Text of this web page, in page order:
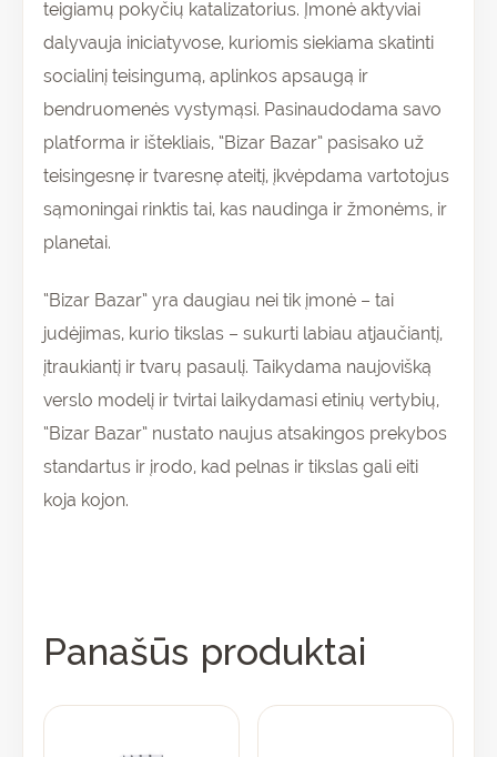
teigiamų pokyčių katalizatorius. Įmonė aktyviai
dalyvauja iniciatyvose, kuriomis siekiama skatinti
socialinį teisingumą, aplinkos apsaugą ir
bendruomenės vystymąsi. Pasinaudodama savo
platforma ir ištekliais, “Bizar Bazar” pasisako už
teisingesnę ir tvaresnę ateitį, įkvėpdama vartotojus
sąmoningai rinktis tai, kas naudinga ir žmonėms, ir
planetai.
“Bizar Bazar” yra daugiau nei tik įmonė – tai
judėjimas, kurio tikslas – sukurti labiau atjaučiantį,
įtraukiantį ir tvarų pasaulį. Taikydama naujovišką
verslo modelį ir tvirtai laikydamasi etinių vertybių,
“Bizar Bazar” nustato naujus atsakingos prekybos
standartus ir įrodo, kad pelnas ir tikslas gali eiti
koja kojon.
Panašūs produktai